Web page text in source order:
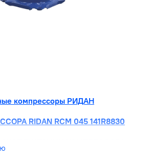
компрессоры РИДАН
RIDAN RCM 045 141R8830